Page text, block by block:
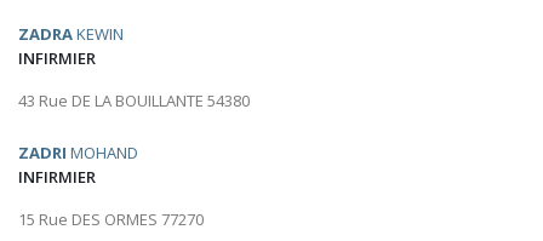
ZADRAKEWIN
INFIRMIER
43 Rue DE LA BOUILLANTE 54380
ZADRI MOHAND
INFIRMIER
15 Rue DES ORMES 77270